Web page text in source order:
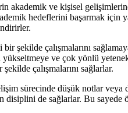
akademik ve kişisel
hedeflerini başarmak
şekilde çalışmalarını
yükseltmeye ve çok yönlü
çalışmalarını sağlarlar.
sürecinde düşük notlar
de sağlarlar. Bu